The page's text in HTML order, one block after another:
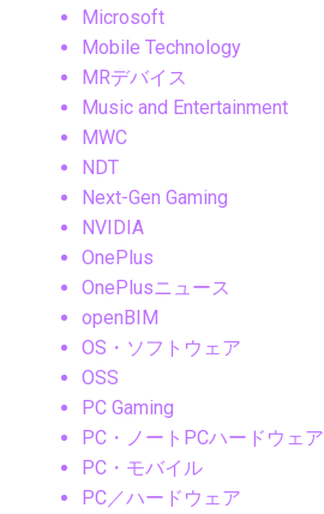
Microsoft
Mobile Technology
MRデバイス
Music and Entertainment
MWC
NDT
Next-Gen Gaming
NVIDIA
OnePlus
OnePlusニュース
openBIM
OS・ソフトウェア
OSS
PC Gaming
PC・ノートPCハードウェア
PC・モバイル
PC／ハードウェア